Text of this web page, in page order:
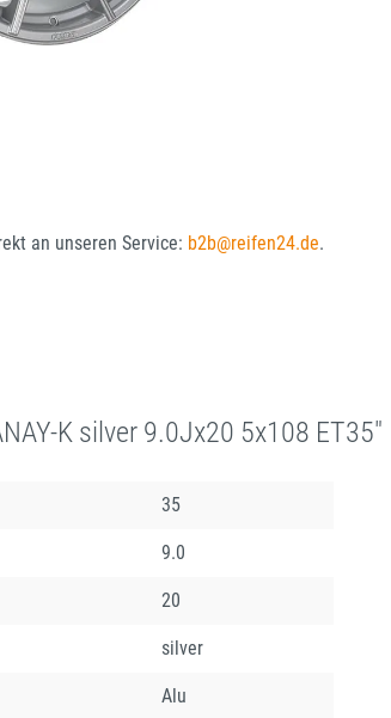
an unseren Service: b2b@reifen24.de.
K silver 9.0Jx20 5x108 ET35"
35
9.0
20
silver
Alu